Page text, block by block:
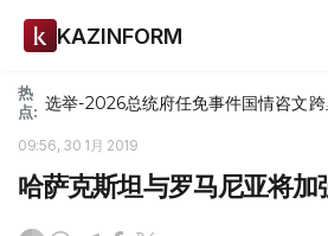
KAZINFORM
热
点: 选举-2026总统府任免事件国情咨文
09:56, 30 1月 2019
哈萨克斯坦与罗马尼亚将加